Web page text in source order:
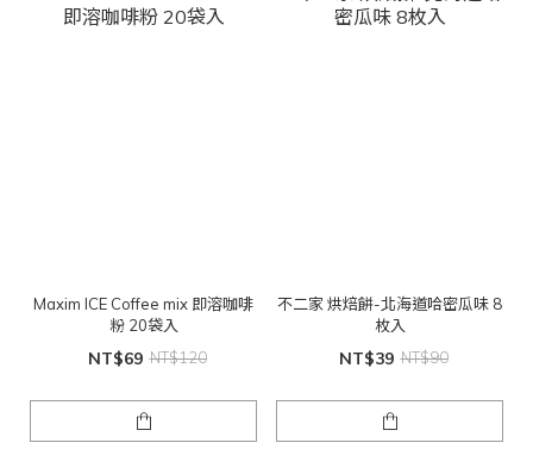
Maxim ICE Coffee mix 即溶咖啡
粉 20袋入
NT$69 NT$120
不二家 烘焙餅-北海道哈密瓜味 8
枚入
NT$39 NT$90